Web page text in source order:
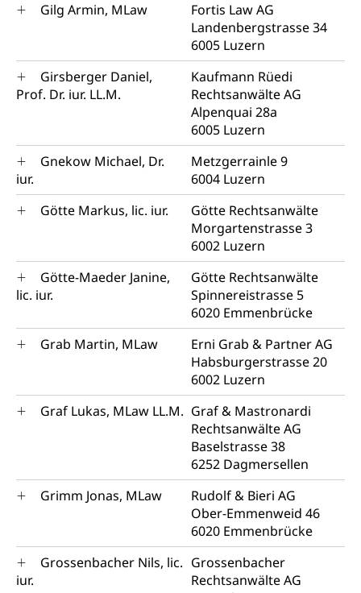
Gilg Armin, MLaw
Fortis Law AG
Landenbergstrasse 34
6005 Luzern
Girsberger Daniel,
Prof. Dr. iur. LL.M.
Kaufmann Rüedi
Rechtsanwälte AG
Alpenquai 28a
6005 Luzern
Gnekow Michael, Dr.
iur.
Metzgerrainle 9
6004 Luzern
Götte Markus, lic. iur.
Götte Rechtsanwälte
Morgartenstrasse 3
6002 Luzern
Götte-Maeder Janine,
lic. iur.
Götte Rechtsanwälte
Spinnereistrasse 5
6020 Emmenbrücke
Grab Martin, MLaw
Erni Grab & Partner AG
Habsburgerstrasse 20
6002 Luzern
Graf Lukas, MLaw LL.M. Graf & Mastronardi
Rechtsanwälte AG
Baselstrasse 38
6252 Dagmersellen
Grimm Jonas, MLaw
Rudolf & Bieri AG
Ober-Emmenweid 46
6020 Emmenbrücke
Grossenbacher Nils, lic.
iur.
Grossenbacher
Rechtsanwälte AG